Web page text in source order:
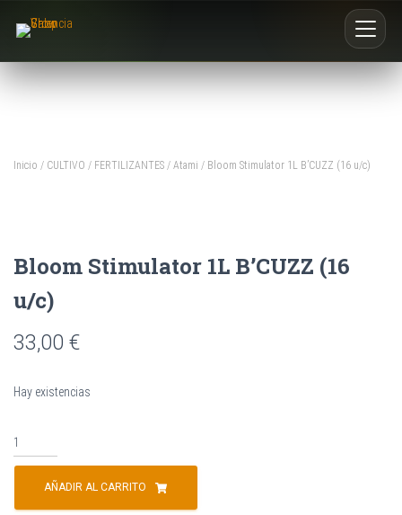
Inicio / CULTIVO / FERTILIZANTES / Atami / Bloom Stimulator 1L B’CUZZ (16 u/c)
Bloom Stimulator 1L B’CUZZ (16
u/c)
33,00 €
Hay existencias
AÑADIR AL CARRITO